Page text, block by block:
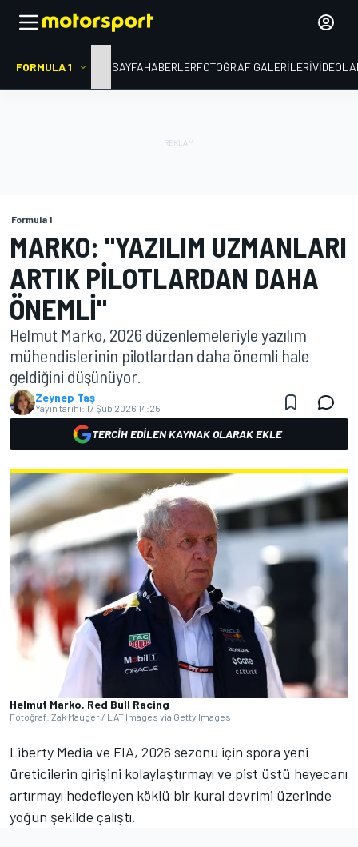
FORMULA 1 ANA SAYFAHABERLERFOTOĞRAF GALERILERI
Formula 1
MARKO: "YAZILIM UZMANLARI
ARTIK PILOTLARDAN DAHA
ÖNEMLI"
Helmut Marko, 2026 düzenlemeleriyle yazılım
mühendislerinin pilotlardan daha önemli hale
geldiğini düşünüyor.
Zeynep Taş
Yayın tarihi: 17 Şub 2026 14:25
TERCIH EDILEN KAYNAK OLARAK EKLE
Helmut Marko, Red Bull Racing
Fotoğraf: Zak Mauger / LAT Images via Getty Images
Liberty Media ve FIA, 2026 sezonu için spora yeni
üreticilerin girişini kolaylaştırmayı ve pist üstü heyecanı
artırmayı hedefleyen köklü bir kural devrimi üzerinde
yoğun şekilde çalıştı.